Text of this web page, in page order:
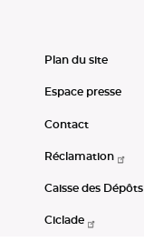
Plan du site
Espace presse
Contact
Réclamation
Caisse des Dépôts
Ciclade